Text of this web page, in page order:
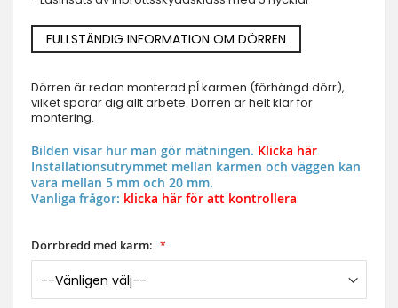
FULLSTÄNDIG INFORMATION OM DÖRREN
Dörren är redan monterad pĺ karmen (förhängd dörr),
vilket sparar dig allt arbete. Dörren är helt klar för
montering.
Bilden visar hur man gör mätningen. Klicka här
Installationsutrymmet mellan karmen och väggen kan
vara mellan 5 mm och 20 mm.
Vanliga frågor: klicka här för att kontrollera
Dörrbredd med karm: